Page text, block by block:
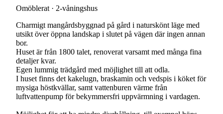
Omöblerat · 2-våningshus
Charmigt mangårdsbyggnad på gård i naturskönt läge med
utsikt över öppna landskap i slutet på vägen där ingen annan
bor.
Huset är från 1800 talet, renoverat varsamt med många fina
detaljer kvar.
Egen lummig trädgård med möjlighet till att odla.
I huset finns det kakelugn, braskamin och vedspis i köket för
mysiga höstkvällar, samt vattenburen värme från
luftvattenpump för bekymmersfri uppvärmning i vardagen.